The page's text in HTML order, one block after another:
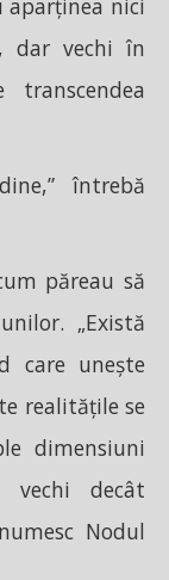
aparținea nici
dar vechi în
întrebă
păreau să
„Există
care unește
realitățile se
dimensiuni
vechi decât
Nodul